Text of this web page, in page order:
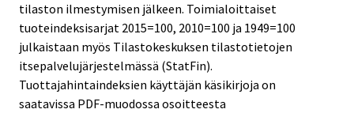
tilaston ilmestymisen jälkeen. Toimialoittaiset
tuoteindeksisarjat 2015=100, 2010=100 ja 1949=100
julkaistaan myös Tilastokeskuksen tilastotietojen
itsepalvelujärjestelmässä (StatFin).
Tuottajahintaindeksien käyttäjän käsikirjoja on
saatavissa PDF-muodossa osoitteesta